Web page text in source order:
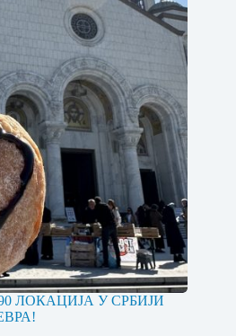
ЛОКАЦИЈА У СРБИЈИ